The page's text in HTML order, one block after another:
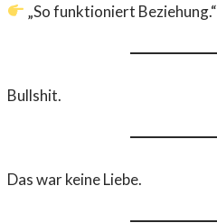
„So funktioniert Beziehung.“
Bullshit.
Das war keine Liebe.